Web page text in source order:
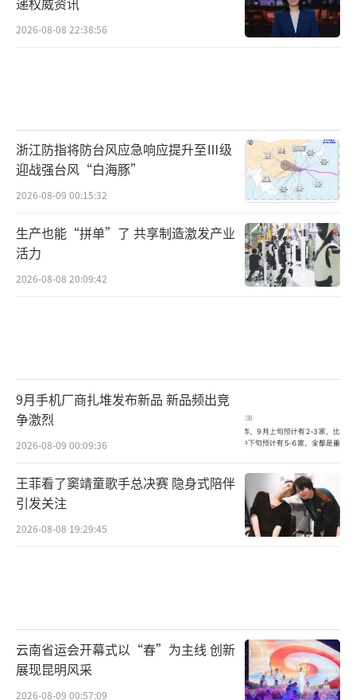
2026-08-08 22:38:56
浙江防指将防台风应急响应提升至Ⅲ级
迎战强台风“白海豚”
2026-08-09 00:15:32
生产也能“拼单”了 共享制造激发产业
活力
2026-08-08 20:09:42
9月手机厂商扎堆发布新品 新品频出竞
争激烈
2026-08-09 00:09:36
王菲看了窦靖童歌手总决赛 隐身式陪伴
引发关注
2026-08-08 19:29:45
云南省运会开幕式以“春”为主线 创新
展现昆明风采
2026-08-09 00:57:09